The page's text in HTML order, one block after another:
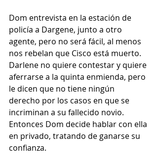
Dom entrevista en la estación de
policía a Dargene, junto a otro
agente, pero no será fácil, al menos
nos rebelan que Cisco está muerto.
Darlene no quiere contestar y quiere
aferrarse a la quinta enmienda, pero
le dicen que no tiene ningún
derecho por los casos en que se
incriminan a su fallecido novio.
Entonces Dom decide hablar con ella
en privado, tratando de ganarse su
confianza.